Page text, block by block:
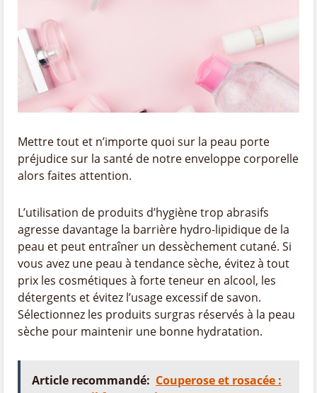
Mettre tout et n’importe quoi sur la peau porte
préjudice sur la santé de notre enveloppe corporelle
alors faites attention.
L’utilisation de produits d’hygiène trop abrasifs
agresse davantage la barrière hydro-lipidique de la
peau et peut entraîner un dessèchement cutané. Si
vous avez une peau à tendance sèche, évitez à tout
prix les cosmétiques à forte teneur en alcool, les
détergents et évitez l’usage excessif de savon.
Sélectionnez les produits surgras réservés à la peau
sèche pour maintenir une bonne hydratation.
Article recommandé: Couperose et rosacée :